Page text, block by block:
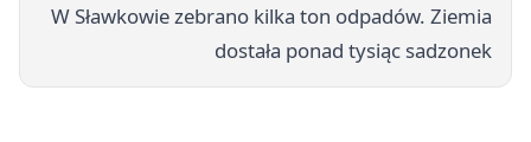
W Sławkowie zebrano kilka ton odpadów. Ziemia
dostała ponad tysiąc sadzonek